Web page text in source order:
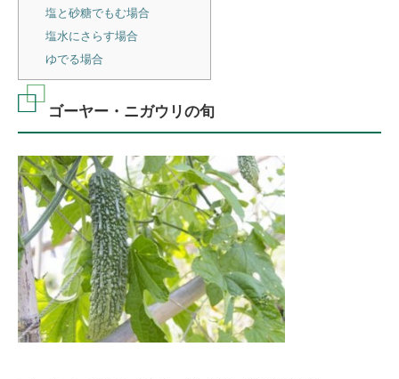
塩と砂糖でもむ場合
塩水にさらす場合
ゆでる場合
ゴーヤー・ニガウリの旬